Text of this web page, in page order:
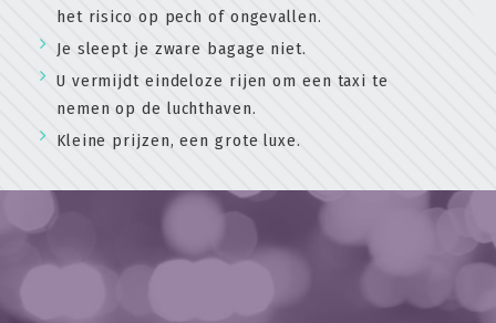
het risico op pech of ongevallen.
Je sleept je zware bagage niet.
U vermijdt eindeloze rijen om een taxi te
nemen op de luchthaven.
Kleine prijzen, een grote luxe.